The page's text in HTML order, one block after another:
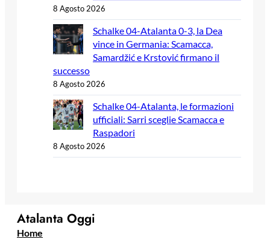
8 Agosto 2026
Schalke 04-Atalanta 0-3, la Dea
vince in Germania: Scamacca,
Samardžić e Krstović firmano il
successo
8 Agosto 2026
Schalke 04-Atalanta, le formazioni
ufficiali: Sarri sceglie Scamacca e
Raspadori
8 Agosto 2026
Atalanta Oggi
Home